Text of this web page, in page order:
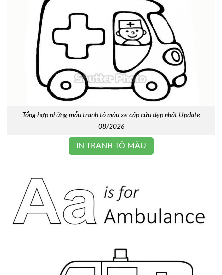
Tổng hợp những mẫu tranh tô màu xe cấp cứu đẹp nhất Update
08/2026
IN TRANH TÔ MÀU